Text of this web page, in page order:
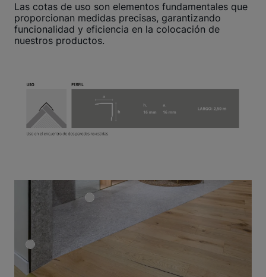
Las cotas de uso son elementos fundamentales que
proporcionan medidas precisas, garantizando
funcionalidad y eficiencia en la colocación de
nuestros productos.